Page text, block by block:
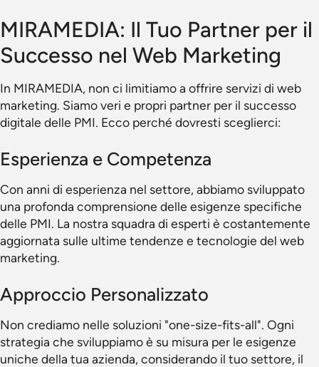
MIRAMEDIA: Il Tuo Partner per il
Successo nel Web Marketing
In MIRAMEDIA, non ci limitiamo a offrire servizi di web
marketing. Siamo veri e propri partner per il successo
digitale delle PMI. Ecco perché dovresti sceglierci:
Esperienza e Competenza
Con anni di esperienza nel settore, abbiamo sviluppato
una profonda comprensione delle esigenze specifiche
delle PMI. La nostra squadra di esperti è costantemente
aggiornata sulle ultime tendenze e tecnologie del web
marketing.
Approccio Personalizzato
Non crediamo nelle soluzioni "one-size-fits-all". Ogni
strategia che sviluppiamo è su misura per le esigenze
uniche della tua azienda, considerando il tuo settore, il